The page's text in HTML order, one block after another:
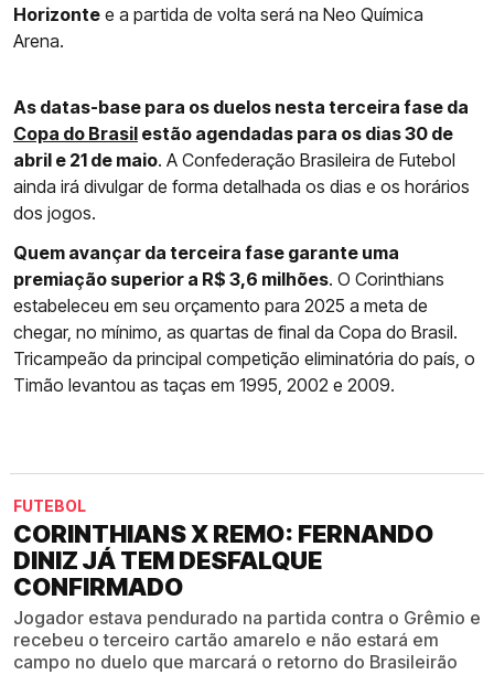
Horizonte e a partida de volta será na Neo Química
Arena.
As datas-base para os duelos nesta terceira fase da
Copa do Brasil estão agendadas para os dias 30 de
abril e 21 de maio. A Confederação Brasileira de Futebol
ainda irá divulgar de forma detalhada os dias e os horários
dos jogos.
Quem avançar da terceira fase garante uma
premiação superior a R$ 3,6 milhões. O Corinthians
estabeleceu em seu orçamento para 2025 a meta de
chegar, no mínimo, as quartas de final da Copa do Brasil.
Tricampeão da principal competição eliminatória do país, o
Timão levantou as taças em 1995, 2002 e 2009.
FUTEBOL
CORINTHIANS X REMO: FERNANDO
DINIZ JÁ TEM DESFALQUE
CONFIRMADO
Jogador estava pendurado na partida contra o Grêmio e
recebeu o terceiro cartão amarelo e não estará em
campo no duelo que marcará o retorno do Brasileirão